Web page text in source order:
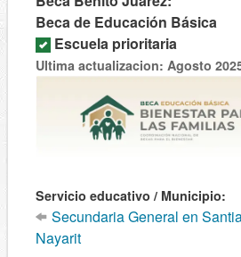
Beca de Educación Básica
Escuela prioritaria
Ultima actualizacion: Agosto
Servicio educativo / Municipio:
Secundaria General en
Nayarit